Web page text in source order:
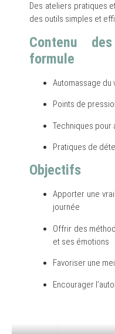
Des ateliers pratiques
des outils simples et
Contenu
formule
Automassage du
Points de
Techniques pour
Pratiques de
Objectifs
Apporter une
journée
Offrir des
et ses émotions
Favoriser une
Encourager